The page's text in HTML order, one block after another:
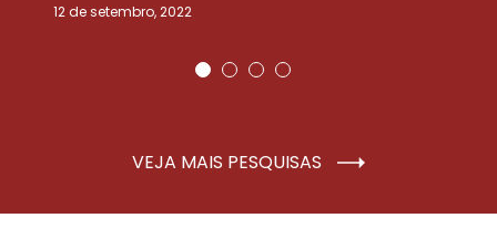
12 de setembro, 2022
VEJA MAIS PESQUISAS